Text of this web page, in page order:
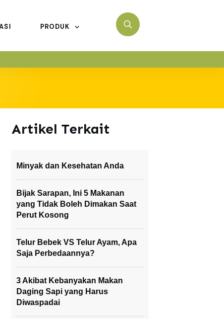
PRODUK
Artikel Terkait
Minyak dan Kesehatan Anda
Bijak Sarapan, Ini 5 Makanan
yang Tidak Boleh Dimakan Saat
Perut Kosong
Telur Bebek VS Telur Ayam, Apa
Saja Perbedaannya?
3 Akibat Kebanyakan Makan
Daging Sapi yang Harus
Diwaspadai